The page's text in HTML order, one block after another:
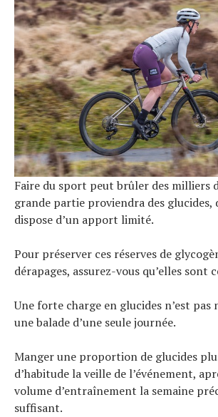
Faire du sport peut brûler des milliers
grande partie proviendra des
dispose d’un apport limité.
Pour préserver ces réserves de
dérapages, assurez-vous qu’elles sont
Une forte charge en glucides n’est pas
une balade d’une seule journée.
Manger une proportion de glucides
d’habitude la veille de l’événement,
volume d’entraînement la semaine
suffisant.